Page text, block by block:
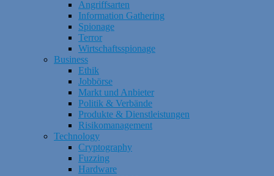
Angriffsarten
Information Gathering
Spionage
Terror
Wirtschaftsspionage
Business
Ethik
Jobbörse
Markt und Anbieter
Politik & Verbände
Produkte & Dienstleistungen
Risikomanagement
Technology
Cryptography
Fuzzing
Hardware